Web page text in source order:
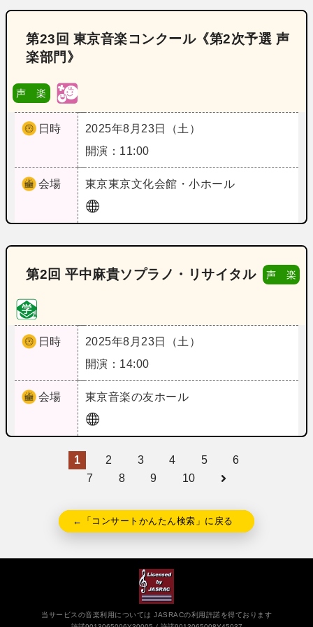
第23回 東京音楽コンクール《第2次予選 声
楽部門》
声 楽
日時
2025年8月23日（土）
開演：11:00
会場 東京東京文化会館・小ホール
第2回 平中麻貴ソプラノ・リサイタル 声 楽
日時
2025年8月23日（土）
開演：14:00
会場 東京音楽の友ホール
1 2 3 4 5
6
7
8 9 10
←「コンサートかんたん検索」に戻る
当サービスの音楽利用については JASRACの利用許諾を得ております